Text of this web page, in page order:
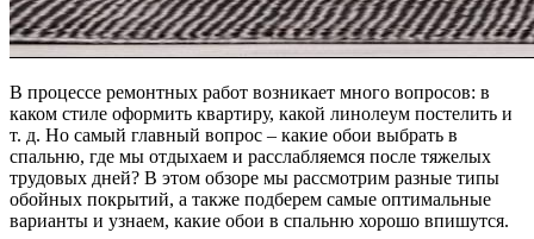
В процессе ремонтных работ возникает много вопросов: в
каком стиле оформить квартиру, какой линолеум постелить и
т. д. Но самый главный вопрос – какие обои выбрать в
спальню, где мы отдыхаем и расслабляемся после тяжелых
трудовых дней? В этом обзоре мы рассмотрим разные типы
обойных покрытий, а также подберем самые оптимальные
варианты и узнаем, какие обои в спальню хорошо впишутся.